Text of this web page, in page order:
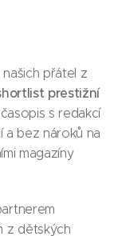
přátel z
prestižní
s redakcí
a bez nároků na
magazíny
z dětských